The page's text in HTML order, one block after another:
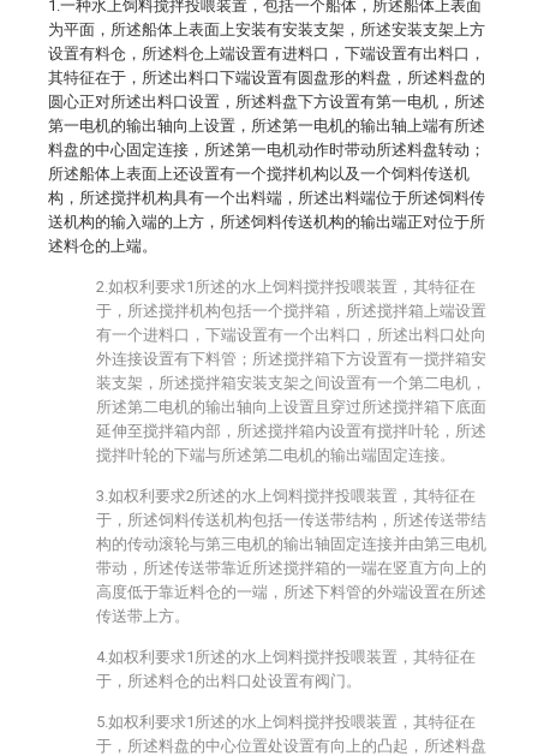
1.一种水上饲料搅拌投喂装置，包括一个船体，所述船体上表面
为平面，所述船体上表面上安装有安装支架，所述安装支架上方
设置有料仓，所述料仓上端设置有进料口，下端设置有出料口，
其特征在于，所述出料口下端设置有圆盘形的料盘，所述料盘的
圆心正对所述出料口设置，所述料盘下方设置有第一电机，所述
第一电机的输出轴向上设置，所述第一电机的输出轴上端有所述
料盘的中心固定连接，所述第一电机动作时带动所述料盘转动；
所述船体上表面上还设置有一个搅拌机构以及一个饲料传送机
构，所述搅拌机构具有一个出料端，所述出料端位于所述饲料传
送机构的输入端的上方，所述饲料传送机构的输出端正对位于所
述料仓的上端。
2.如权利要求1所述的水上饲料搅拌投喂装置，其特征在
于，所述搅拌机构包括一个搅拌箱，所述搅拌箱上端设置
有一个进料口，下端设置有一个出料口，所述出料口处向
外连接设置有下料管；所述搅拌箱下方设置有一搅拌箱安
装支架，所述搅拌箱安装支架之间设置有一个第二电机，
所述第二电机的输出轴向上设置且穿过所述搅拌箱下底面
延伸至搅拌箱内部，所述搅拌箱内设置有搅拌叶轮，所述
搅拌叶轮的下端与所述第二电机的输出端固定连接。
3.如权利要求2所述的水上饲料搅拌投喂装置，其特征在
于，所述饲料传送机构包括一传送带结构，所述传送带结
构的传动滚轮与第三电机的输出轴固定连接并由第三电机
带动，所述传送带靠近所述搅拌箱的一端在竖直方向上的
高度低于靠近料仓的一端，所述下料管的外端设置在所述
传送带上方。
4.如权利要求1所述的水上饲料搅拌投喂装置，其特征在
于，所述料仓的出料口处设置有阀门。
5.如权利要求1所述的水上饲料搅拌投喂装置，其特征在
于，所述料盘的中心位置处设置有向上的凸起，所述料盘